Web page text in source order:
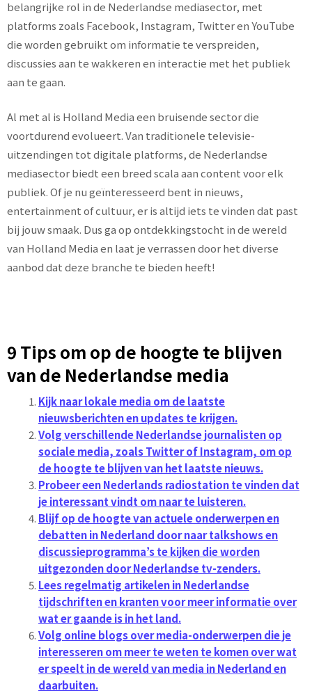
belangrijke rol in de Nederlandse mediasector, met
platforms zoals Facebook, Instagram, Twitter en YouTube
die worden gebruikt om informatie te verspreiden,
discussies aan te wakkeren en interactie met het publiek
aan te gaan.
Al met al is Holland Media een bruisende sector die
voortdurend evolueert. Van traditionele televisie-
uitzendingen tot digitale platforms, de Nederlandse
mediasector biedt een breed scala aan content voor elk
publiek. Of je nu geïnteresseerd bent in nieuws,
entertainment of cultuur, er is altijd iets te vinden dat past
bij jouw smaak. Dus ga op ontdekkingstocht in de wereld
van Holland Media en laat je verrassen door het diverse
aanbod dat deze branche te bieden heeft!
9 Tips om op de hoogte te blijven
van de Nederlandse media
Kijk naar lokale media om de laatste
nieuwsberichten en updates te krijgen.
Volg verschillende Nederlandse journalisten op
sociale media, zoals Twitter of Instagram, om op
de hoogte te blijven van het laatste nieuws.
Probeer een Nederlands radiostation te vinden dat
je interessant vindt om naar te luisteren.
Blijf op de hoogte van actuele onderwerpen en
debatten in Nederland door naar talkshows en
discussieprogramma’s te kijken die worden
uitgezonden door Nederlandse tv-zenders.
Lees regelmatig artikelen in Nederlandse
tijdschriften en kranten voor meer informatie over
wat er gaande is in het land.
Volg online blogs over media-onderwerpen die je
interesseren om meer te weten te komen over wat
er speelt in de wereld van media in Nederland en
daarbuiten.